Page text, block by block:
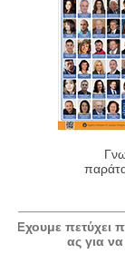
Έχουμε πετύχει
ας για